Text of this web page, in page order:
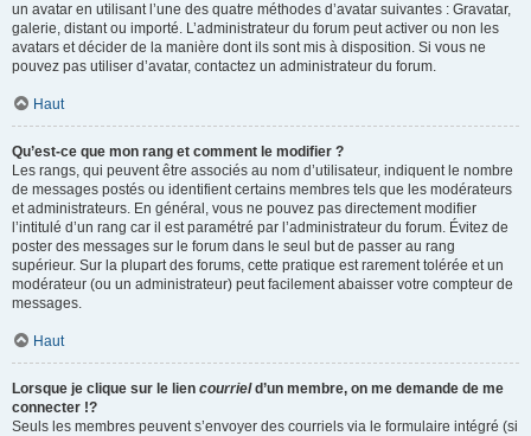
un avatar en utilisant l’une des quatre méthodes d’avatar suivantes : Gravatar,
galerie, distant ou importé. L’administrateur du forum peut activer ou non les
avatars et décider de la manière dont ils sont mis à disposition. Si vous ne
pouvez pas utiliser d’avatar, contactez un administrateur du forum.
Haut
Qu’est-ce que mon rang et comment le modifier ?
Les rangs, qui peuvent être associés au nom d’utilisateur, indiquent le nombre
de messages postés ou identifient certains membres tels que les modérateurs
et administrateurs. En général, vous ne pouvez pas directement modifier
l’intitulé d’un rang car il est paramétré par l’administrateur du forum. Évitez de
poster des messages sur le forum dans le seul but de passer au rang
supérieur. Sur la plupart des forums, cette pratique est rarement tolérée et un
modérateur (ou un administrateur) peut facilement abaisser votre compteur de
messages.
Haut
Lorsque je clique sur le lien courrield’un membre, on me demande de me
connecter !?
Seuls les membres peuvent s’envoyer des courriels via le formulaire intégré (si